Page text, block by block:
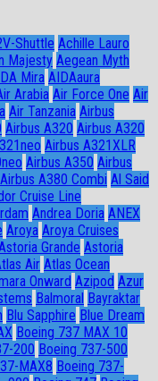
Shuttle Achille Lauro
Majesty Aegean Myth
Mira AIDAaura
Arabia Air Force One Air
Air Tanzania Airbus
Airbus A320 Airbus A320
Airbus A321XLR
Airbus A350 Airbus
Airbus A380 Combi Al Said
Cruise Line
Andrea Doria ANEX
Aroya Aroya Cruises
Grande Astoria
Air Atlas Ocean
Onward Azipod Azur
Balmoral Bayraktar
Blu Sapphire Blue Dream
Boeing 737 MAX 10
200 Boeing 737-500
MAX8 Boeing 737-